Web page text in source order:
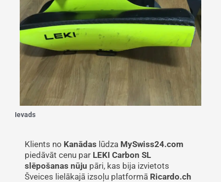
Ievads
Klients no Kanādas lūdza MySwiss24.com
piedāvāt cenu par LEKI Carbon SL
slēpošanas nūju pāri, kas bija izvietots
Šveices lielākajā izsoļu platformā Ricardo.ch